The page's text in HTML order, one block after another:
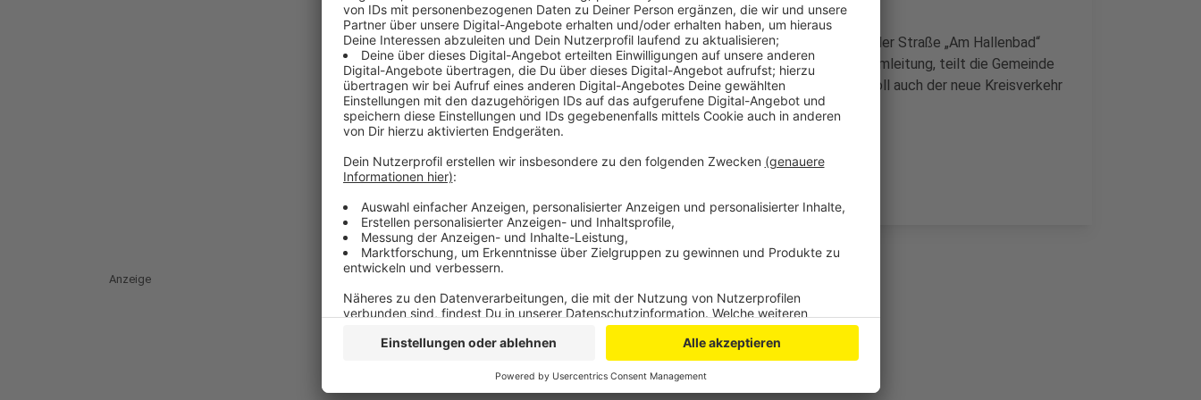
Davon sind auch Teile der Bahnhofstraße, Hindenburgstraße und der Straße „Am Hallenbad“
betroffen. Während der Sperrung gebe es eine ausgeschilderte Umleitung, teilt die Gemeinde
Kall mit. Wenn am 31. Mai der Rewe am Bahnhof wieder öffnet, soll auch der neue Kreisverkehr
wieder frei sein.
Anzeige